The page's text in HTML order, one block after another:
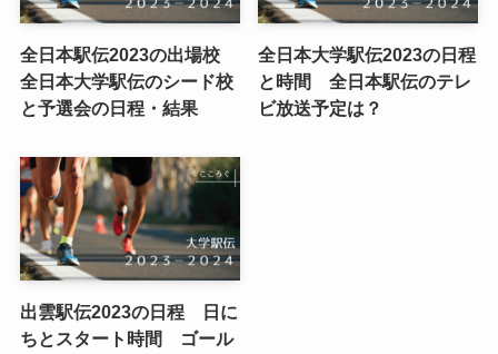
全日本駅伝2023の出場校
全日本大学駅伝のシード校
と予選会の日程・結果
全日本大学駅伝2023の日程
と時間 全日本駅伝のテレ
ビ放送予定は？
出雲駅伝2023の日程 日に
ちとスタート時間 ゴール